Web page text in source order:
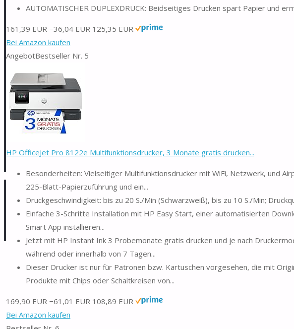
AUTOMATISCHER DUPLEXDRUCK: Beidseitiges Drucken spart Papier und
161,39 EUR −36,04 EUR 125,35 EUR
Bei Amazon kaufen
AngebotBestseller Nr. 5
HP OfficeJet Pro 8122e Multifunktionsdrucker, 3 Monate gratis drucken...
Besonderheiten: Vielseitiger Multifunktionsdrucker mit WiFi, Netzwerk, und
225-Blatt-Papierzuführung und ein...
Druckgeschwindigkeit: bis zu 20 S./Min (Schwarzweiß), bis zu 10 S./Min;
Einfache 3-Schritte Installation mit HP Easy Start, einer automatisierten
Smart App installieren...
Jetzt mit HP Instant Ink 3 Probemonate gratis drucken und je nach
während oder innerhalb von 7 Tagen...
Dieser Drucker ist nur für Patronen bzw. Kartuschen vorgesehen, die mit
Produkte mit Chips oder Schaltkreisen von...
169,90 EUR −61,01 EUR 108,89 EUR
Bei Amazon kaufen